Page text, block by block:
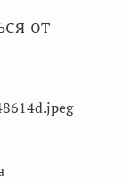
от